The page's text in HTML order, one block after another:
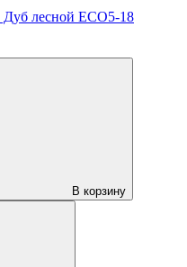
лесной ЕСО5-18
В корзину